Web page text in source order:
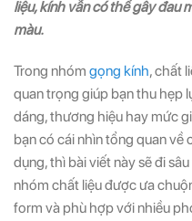
liệu, kính vẫn có thể gây đau
màu.
Trong nhóm gọng kính, chất
quan trọng giúp bạn thu hẹp
dáng, thương hiệu hay mức
bạn có cái nhìn tổng quan về
dụng, thì bài viết này sẽ đi
nhóm chất liệu được ưa
form và phù hợp với nhiều